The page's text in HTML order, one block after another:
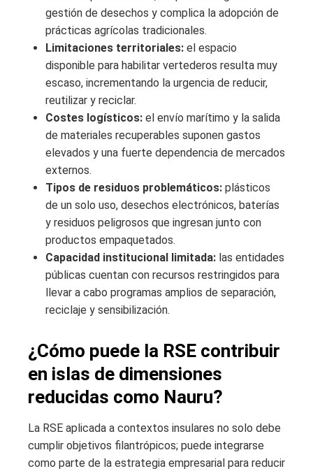
gestión de desechos y complica la adopción de
prácticas agrícolas tradicionales.
Limitaciones territoriales: el espacio
disponible para habilitar vertederos resulta muy
escaso, incrementando la urgencia de reducir,
reutilizar y reciclar.
Costes logísticos: el envío marítimo y la salida
de materiales recuperables suponen gastos
elevados y una fuerte dependencia de mercados
externos.
Tipos de residuos problemáticos: plásticos
de un solo uso, desechos electrónicos, baterías
y residuos peligrosos que ingresan junto con
productos empaquetados.
Capacidad institucional limitada: las entidades
públicas cuentan con recursos restringidos para
llevar a cabo programas amplios de separación,
reciclaje y sensibilización.
¿Cómo puede la RSE contribuir
en islas de dimensiones
reducidas como Nauru?
La RSE aplicada a contextos insulares no solo debe
cumplir objetivos filantrópicos; puede integrarse
como parte de la estrategia empresarial para reducir